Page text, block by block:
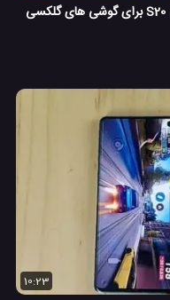
ویژگی های رابط کاربری One UI 2.1 گلکسی S20 برای گوشی های گلکسی
10:23